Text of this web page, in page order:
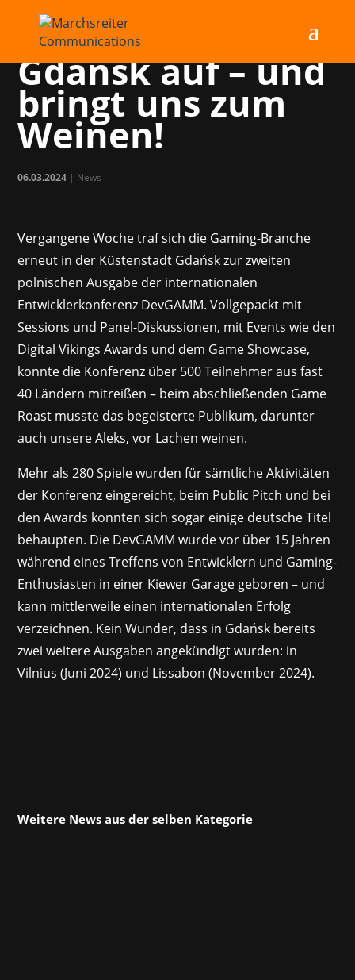
DevGAMM mischt
Gdańsk auf – und
bringt uns zum
Weinen!
06.03.2024 | News
Vergangene Woche traf sich die Gaming-Branche
erneut in der Küstenstadt Gdańsk zur zweiten
polnischen Ausgabe der internationalen
Entwicklerkonferenz DevGAMM. Vollgepackt mit
Sessions und Panel-Diskussionen, mit Events wie den
Digital Vikings Awards und dem Game Showcase,
konnte die Konferenz über 500 Teilnehmer aus fast
40 Ländern mitreißen – beim abschließenden Game
Roast musste das begeisterte Publikum, darunter
auch unsere Aleks, vor Lachen weinen.
Mehr als 280 Spiele wurden für sämtliche Aktivitäten
der Konferenz eingereicht, beim Public Pitch und bei
den Awards konnten sich sogar einige deutsche Titel
behaupten. Die DevGAMM wurde vor über 15 Jahren
während eines Treffens von Entwicklern und Gaming-
Enthusiasten in einer Kiewer Garage geboren – und
kann mittlerweile einen internationalen Erfolg
verzeichnen. Kein Wunder, dass in Gdańsk bereits
zwei weitere Ausgaben angekündigt wurden: in
Vilnius (Juni 2024) und Lissabon (November 2024).
Weitere News aus der selben Kategorie